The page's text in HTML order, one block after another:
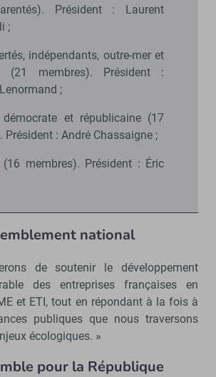
Président : Laurent
;
indépendants, outre-mer et
(21 membres). Président :
;
démocrate et républicaine (17
Président : André Chassaigne ;
(16 membres). Président : Éric
national
de soutenir le développement
des entreprises françaises en
et ETI, tout en répondant à la fois à
publiques que nous traversons
écologiques. »
pour la République